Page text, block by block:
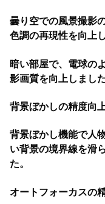
曇り空での風景撮影
色調の再現性を向上
暗い部屋で、電球の
影画質を向上しました
背景ぼかしの精度向
背景ぼかし機能で人
い背景の境界線を滑
た。
オートフォーカスの